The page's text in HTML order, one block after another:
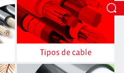
Tipos de cable